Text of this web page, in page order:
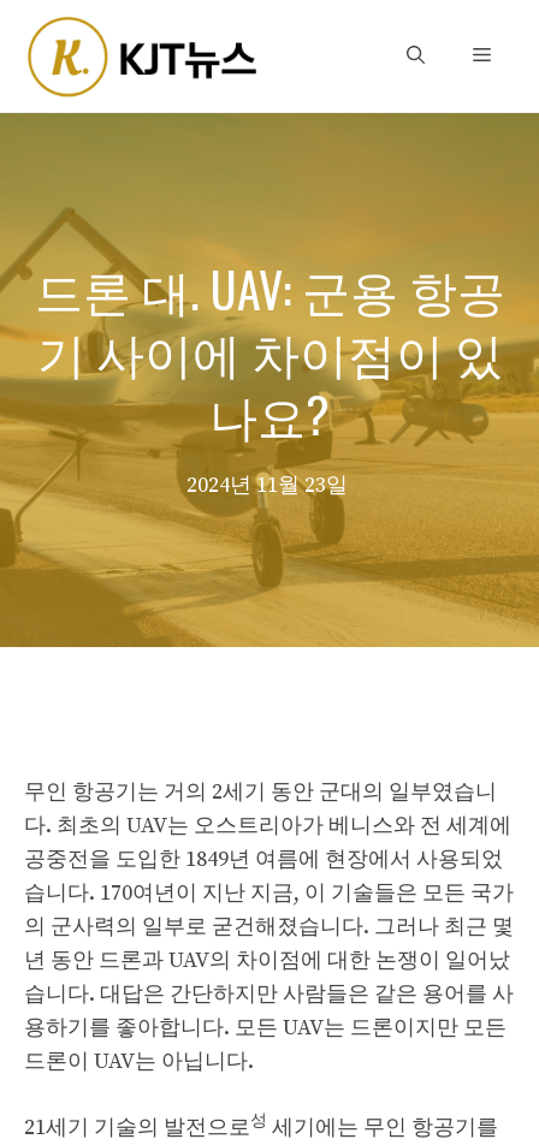
content
Menu
드론 대. UAV: 군용 항공
기 사이에 차이점이 있
나요?
2024년 11월 23일
무인 항공기는 거의 2세기 동안 군대의 일부였습니
다. 최초의 UAV는 오스트리아가 베니스와 전 세계에
공중전을 도입한 1849년 여름에 현장에서 사용되었
습니다. 170여년이 지난 지금, 이 기술들은 모든 국가
의 군사력의 일부로 굳건해졌습니다. 그러나 최근 몇
년 동안 드론과 UAV의 차이점에 대한 논쟁이 일어났
습니다. 대답은 간단하지만 사람들은 같은 용어를 사
용하기를 좋아합니다. 모든 UAV는 드론이지만 모든
드론이 UAV는 아닙니다.
21세기 기술의 발전으로성 세기에는 무인 항공기를